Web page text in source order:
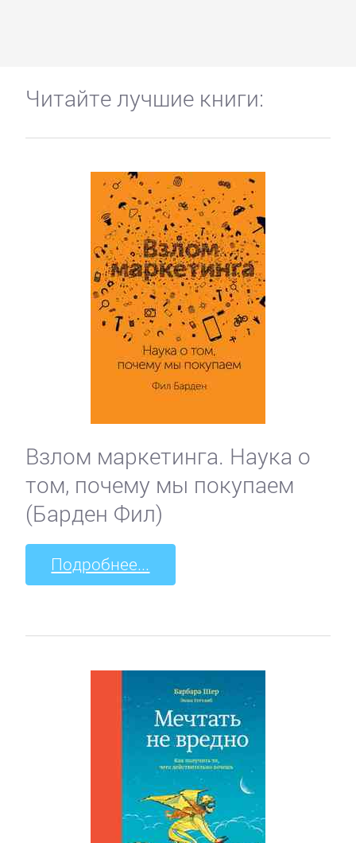
Читайте лучшие книги:
Взлом маркетинга. Наука о
том, почему мы покупаем
(Барден Фил)
Подробнее...